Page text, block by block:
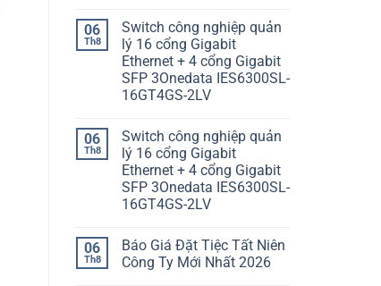
06
Th8
Switch công nghiệp quản
lý 16 cổng Gigabit
Ethernet + 4 cổng Gigabit
SFP 3Onedata IES6300SL-
16GT4GS-2LV
06
Th8
Switch công nghiệp quản
lý 16 cổng Gigabit
Ethernet + 4 cổng Gigabit
SFP 3Onedata IES6300SL-
16GT4GS-2LV
06
Th8
Báo Giá Đặt Tiệc Tất Niên
Công Ty Mới Nhất 2026